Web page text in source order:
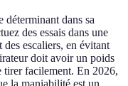
dans sa
des essais dans une
escaliers, en évitant
doit avoir un poids
tirer facilement. En 2026,
la maniabilité est un